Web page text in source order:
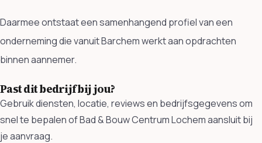
Daarmee ontstaat een samenhangend profiel van een
onderneming die vanuit Barchem werkt aan opdrachten
binnen aannemer.
Past dit bedrijf bij jou?
Gebruik diensten, locatie, reviews en bedrijfsgegevens om
snel te bepalen of Bad & Bouw Centrum Lochem aansluit bij
je aanvraag.